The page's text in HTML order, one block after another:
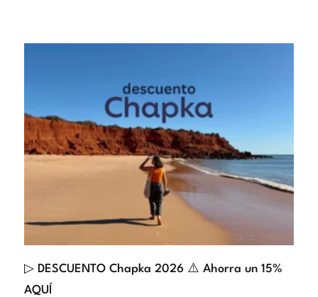
▷ DESCUENTO Chapka 2026 ⚠️ Ahorra un 15%
AQUÍ